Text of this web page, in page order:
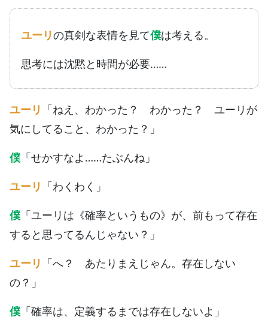
ユーリの真剣な表情を見て僕は考える。
思考には沈黙と時間が必要……
ユーリ 「ねえ、わかった？ わかった？ ユーリが
気にしてること、わかった？」
僕 「せかすなよ……たぶんね」
ユーリ 「わくわく」
僕 「ユーリは《確率というもの》が、前もって存在
すると思ってるんじゃない？」
ユーリ 「へ？ あたりまえじゃん。存在しない
の？」
僕 「確率は、定義するまでは存在しないよ」